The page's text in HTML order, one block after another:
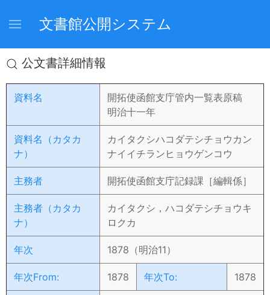
文書館公開システム
公文書詳細情報
資料名
開拓使函館支庁管内一覧表原稿
明治十一年
資料名（カタカ
ナ）
カイタクシハコダテシチョウカン
ナイイチランヒョウゲンコウ
主務者 開拓使函館支庁記録課［編輯係］
主務者（カタカ
ナ）
カイタクシ，ハコダテシチョウキ
ロクカ
年次 1878（明治11）
年次From: 1878 年次To: 1878